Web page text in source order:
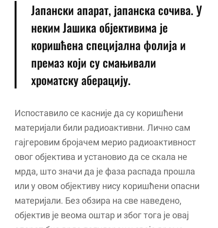
Јапански апарат, јапанска сочива. У
неким Јашика објективима је
коришћена специјална фолија и
премаз који су смањивали
хроматску аберацију.
Испоставило се касније да су коришћени
материјали били радиоактивни. Лично сам
гајгеровим бројачем мерио радиоактивност
овог објектива и установио да се скала не
мрда, што значи да је фаза распада прошла
или у овом објективу нису коришћени опасни
материјали. Без обзира на све наведено,
објектив је веома оштар и због тога је овај